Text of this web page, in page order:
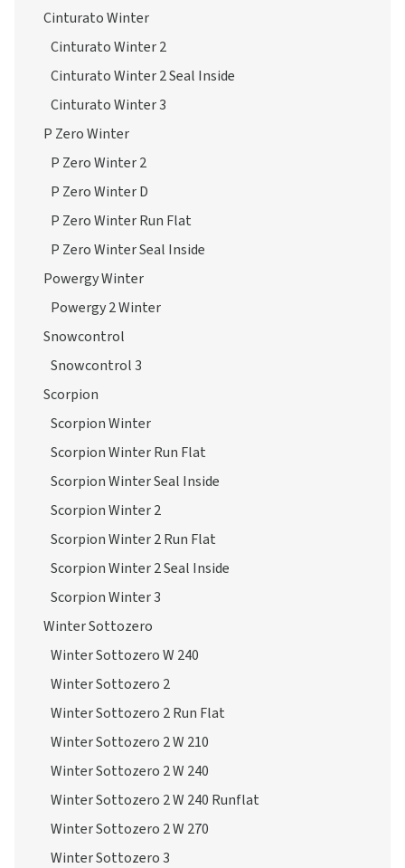
Cinturato Winter
Cinturato Winter 2
Cinturato Winter 2 Seal Inside
Cinturato Winter 3
P Zero Winter
P Zero Winter 2
P Zero Winter D
P Zero Winter Run Flat
P Zero Winter Seal Inside
Powergy Winter
Powergy 2 Winter
Snowcontrol
Snowcontrol 3
Scorpion
Scorpion Winter
Scorpion Winter Run Flat
Scorpion Winter Seal Inside
Scorpion Winter 2
Scorpion Winter 2 Run Flat
Scorpion Winter 2 Seal Inside
Scorpion Winter 3
Winter Sottozero
Winter Sottozero W 240
Winter Sottozero 2
Winter Sottozero 2 Run Flat
Winter Sottozero 2 W 210
Winter Sottozero 2 W 240
Winter Sottozero 2 W 240 Runflat
Winter Sottozero 2 W 270
Winter Sottozero 3